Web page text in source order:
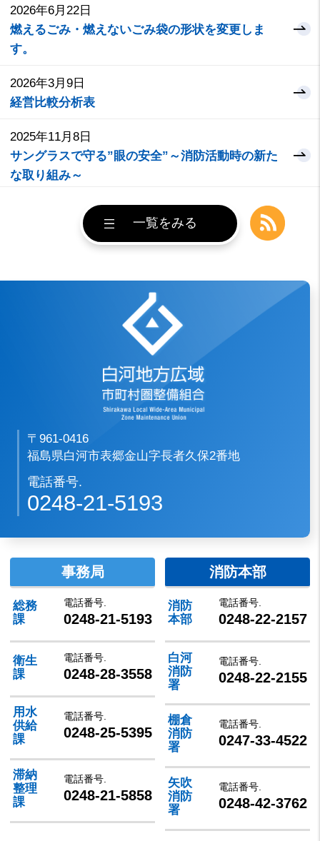
2026年6月22日
燃えるごみ・燃えないごみ袋の形状を変更しま
す。
2026年3月9日
経営比較分析表
2025年11月8日
サングラスで守る”眼の安全”～消防活動時の新た
な取り組み～
2025年10月7日
リサイクル作品コンクール
消防職員のサングラス着用について
令和７年１０月１日からキャッシュレス決済が利
ごみの減量と適正分別のお願い
2025年7月10日
消防年報
一覧をみる
白河地方広域市
〒961-0416
福島県白河市表郷金山字長者久保2番地
電話番号.
0248-21-5193
事務局
総務
課
電話番号.
0248-21-5193
衛生
課
電話番号.
0248-28-3558
用水
供給
課
電話番号.
0248-25-5395
滞納
整理
課
電話番号.
0248-21-5858
消防本部
消防
本部
電話番号.
0248-22-2157
白河
消防
署
電話番号.
0248-22-2155
棚倉
消防
署
電話番号.
0247-33-4522
矢吹
消防
署
電話番号.
0248-42-3762